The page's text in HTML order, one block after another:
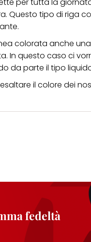
Questo tipo di riga
colorata anche
In questo caso ci
da parte il tipo
il colore dei
fedeltà